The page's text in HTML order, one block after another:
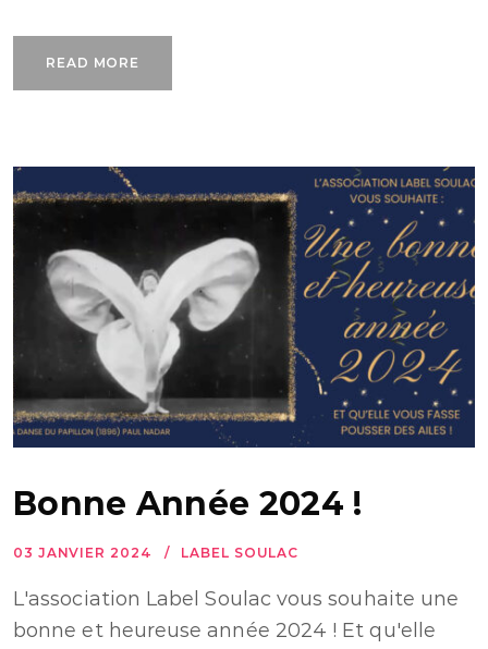
READ MORE
Bonne Année 2024 !
03 JANVIER 2024 LABEL SOULAC
L'association Label Soulac vous souhaite une
bonne et heureuse année 2024 ! Et qu'elle